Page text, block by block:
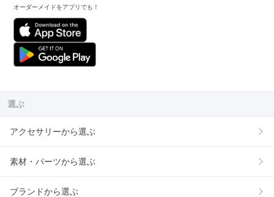
オーダーメイドをアプリでも！
選ぶ
アクセサリーから選ぶ
素材・パーツから選ぶ
ブランドから選ぶ